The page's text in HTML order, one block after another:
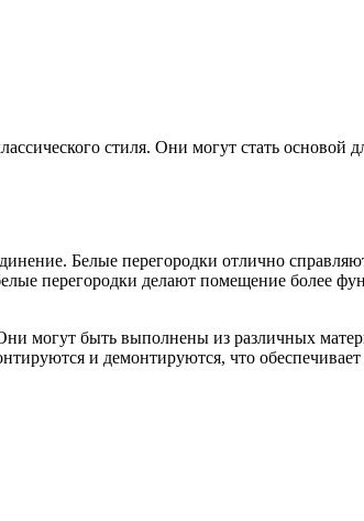
стиля. Они могут стать основой
Белые перегородки отлично
перегородки делают помещение более
могут быть выполнены из различных
и демонтируются, что обеспечивает